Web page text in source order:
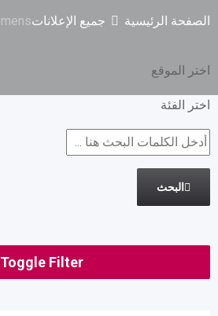
الصفحة الرئيسية جميع الإعلاناتmens
اختر الموقع
اختر الفئة
البحث
Toggle Filter